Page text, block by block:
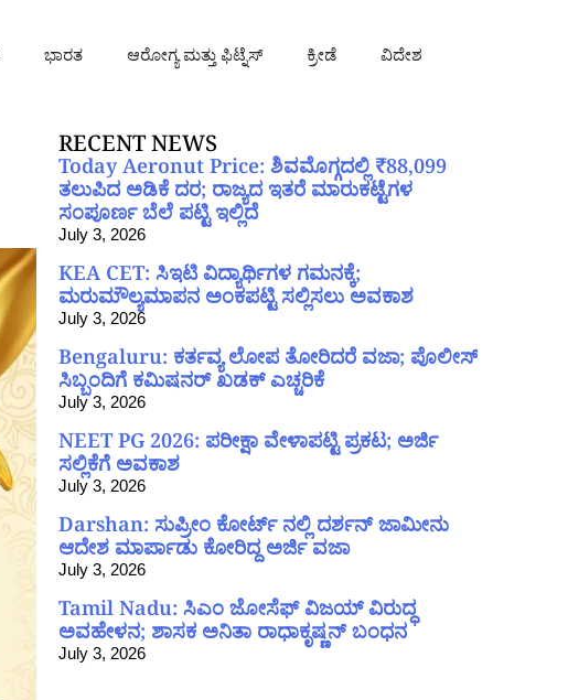
ಭಾರತ ಆರೋಗ್ಯ ಮತ್ತು ಫಿಟ್ನೆಸ್ ಕ್ರೀಡೆ ವಿದೇಶ
RECENT NEWS
Today Aeronut Price: ಶಿವಮೊಗ್ಗದಲ್ಲಿ ₹88,099
ತಲುಪಿದ ಅಡಿಕೆ ದರ; ರಾಜ್ಯದ ಇತರೆ ಮಾರುಕಟ್ಟೆಗಳ
ಸಂಪೂರ್ಣ ಬೆಲೆ ಪಟ್ಟಿ ಇಲ್ಲಿದೆ
July 3, 2026
KEA CET: ಸಿಇಟಿ ವಿದ್ಯಾರ್ಥಿಗಳ ಗಮನಕ್ಕೆ;
ಮರುಮೌಲ್ಯಮಾಪನ ಅಂಕಪಟ್ಟಿ ಸಲ್ಲಿಸಲು ಅವಕಾಶ
July 3, 2026
Bengaluru: ಕರ್ತವ್ಯ ಲೋಪ ತೋರಿದರೆ ವಜಾ; ಪೊಲೀಸ್
ಸಿಬ್ಬಂದಿಗೆ ಕಮಿಷನರ್ ಖಡಕ್ ಎಚ್ಚರಿಕೆ
July 3, 2026
NEET PG 2026: ಪರೀಕ್ಷಾ ವೇಳಾಪಟ್ಟಿ ಪ್ರಕಟ; ಅರ್ಜಿ
ಸಲ್ಲಿಕೆಗೆ ಅವಕಾಶ
July 3, 2026
Darshan: ಸುಪ್ರೀಂ ಕೋರ್ಟ್ ನಲ್ಲಿ ದರ್ಶನ್ ಜಾಮೀನು
ಆದೇಶ ಮಾರ್ಪಾಡು ಕೋರಿದ್ದ ಅರ್ಜಿ ವಜಾ
July 3, 2026
Tamil Nadu: ಸಿಎಂ ಜೋಸೆಫ್ ವಿಜಯ್ ವಿರುದ್ಧ
ಅವಹೇಳನ; ಶಾಸಕ ಅನಿತಾ ರಾಧಾಕೃಷ್ಣನ್ ಬಂಧನ
July 3, 2026